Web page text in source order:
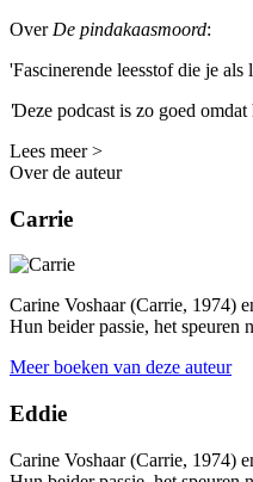
Over De pindakaasmoord:
'Fascinerende leesstof die je
'Deze podcast is zo goed
Lees meer >
Over de auteur
Carrie
Carine Voshaar (Carrie, 1974)
Hun beider passie, het speuren
Meer boeken van deze auteur
Eddie
Carine Voshaar (Carrie, 1974)